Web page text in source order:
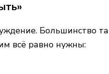
Большинство
всё равно нужны: